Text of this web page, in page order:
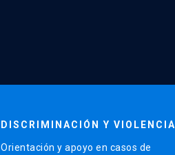
DISCRIMINACIÓN Y VIOLENCIA
Orientación y apoyo en casos de